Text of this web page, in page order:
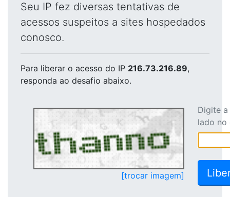
Seu IP fez diversas tentativas de
acessos suspeitos a sites hospedados
conosco.
Para liberar o acesso do IP 216.73.216.89,
responda ao desafio abaixo.
[trocar imagem]
Digite
lado no